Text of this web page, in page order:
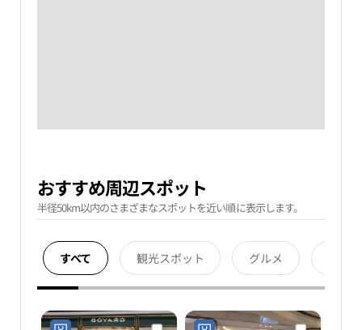
おすすめ周辺スポット
半径50km以内のさまざまなスポットを近い順に表示します。
すべて 観光スポット グルメ